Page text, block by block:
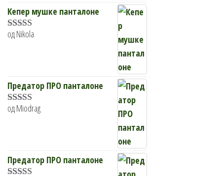
Кепер мушке панталоне
Оцењено
од Nikola
Предатор ПРО панталоне
Оцењено са
од Miodrag
Предатор ПРО панталоне